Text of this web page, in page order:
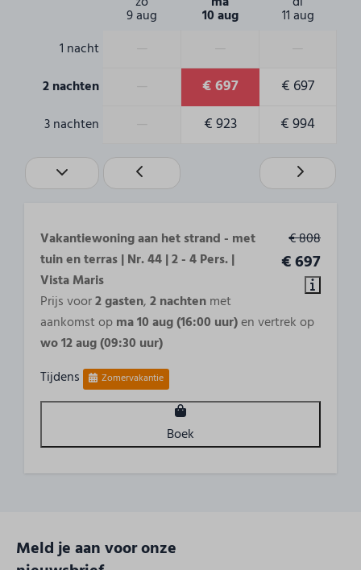
Wastafel: 1
Toiletten : 1
Gasten-toiletten: 1
Slaapkamer
2-persoonsbed met eenpersoonsmatrassen: 2
2 Slaapkamers
Toegankelijkheid
Begane grond
Buiten
Tuin omheind
Tuin
9 aug 10 aug
11 aug
1 nacht
2 nachten € 697 € 697
3 nachten € 923 € 994
€ 808
€ 697
Vakantiewoning aan het strand - met
tuin en terras | Nr. 44 | 2 - 4 Pers. |
Vista Maris
Prijs voor2 gasten,2 nachtenmet
aankomst opma 10 aug (16:00 uur)en vertrek op
wo 12 aug (09:30 uur)
Tijdens
Zomervakantie
Boek
Meld je aan voor onze